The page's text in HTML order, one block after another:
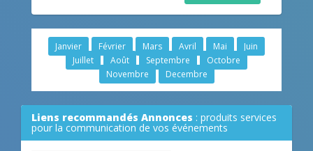
Janvier Février Mars Avril Mai
Juin
Juillet
Août Septembre
Octobre
Novembre
Decembre
Liens recommandés Annonces : produits services
pour la communication de vos événements